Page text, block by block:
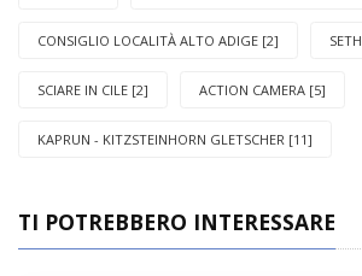
CONSIGLIO LOCALITÀ ALTO ADIGE [2]
SCIARE IN CILE [2] ACTION CAMERA [5]
KAPRUN - KITZSTEINHORN GLETSCHER [11]
TI POTREBBERO INTERESSARE